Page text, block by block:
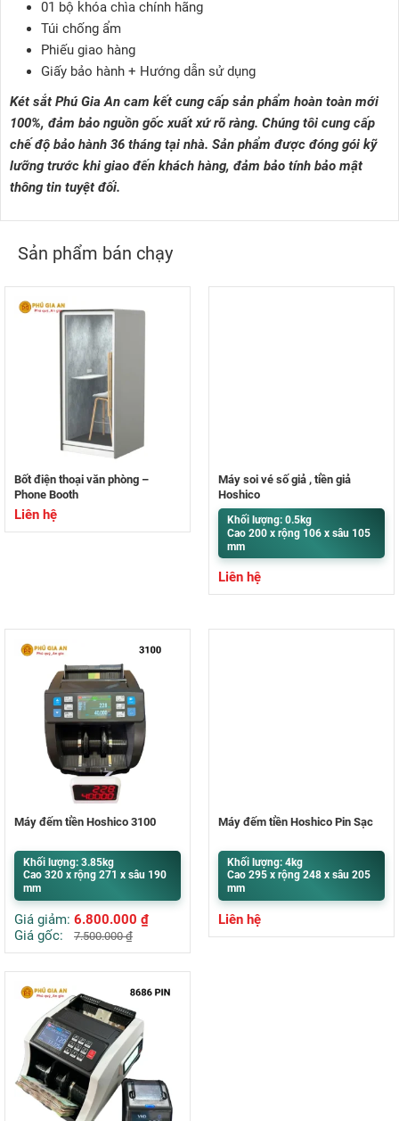
01 bộ khóa chìa chính hãng
Túi chống ẩm
Phiếu giao hàng
Giấy bảo hành + Hướng dẫn sử dụng
Két sắt Phú Gia An cam kết cung cấp sản phẩm hoàn toàn mới
100%, đảm bảo nguồn gốc xuất xứ rõ ràng. Chúng tôi cung cấp
chế độ bảo hành 36 tháng tại nhà. Sản phẩm được đóng gói kỹ
lưỡng trước khi giao đến khách hàng, đảm bảo tính bảo mật
thông tin tuyệt đối.
Sản phẩm bán chạy
Bốt điện thoại văn phòng –
Phone Booth
Liên hệ
Máy soi vé số giả , tiền giả
Hoshico
Khối lượng: 0.5kg
Cao 200 x rộng 106 x sâu 105
mm
Liên hệ
Máy đếm tiền Hoshico 3100
Khối lượng: 3.85kg
Cao 320 x rộng 271 x sâu 190
mm
Giá giảm: 6.800.000 ₫
Giá gốc:
7.500.000₫
Máy đếm tiền Hoshico Pin Sạc
Khối lượng: 4kg
Cao 295 x rộng 248 x sâu 205
mm
Liên hệ